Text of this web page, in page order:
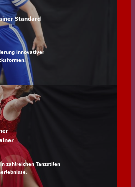
Standard
innovativer
zahlreichen Tanzstilen